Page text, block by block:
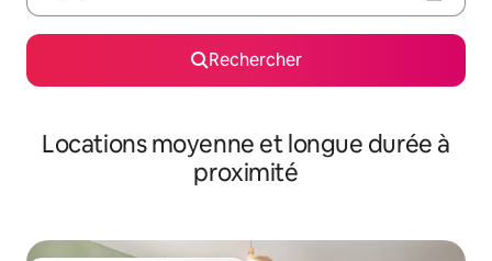
Rechercher
Locations moyenne et longue durée à
proximité